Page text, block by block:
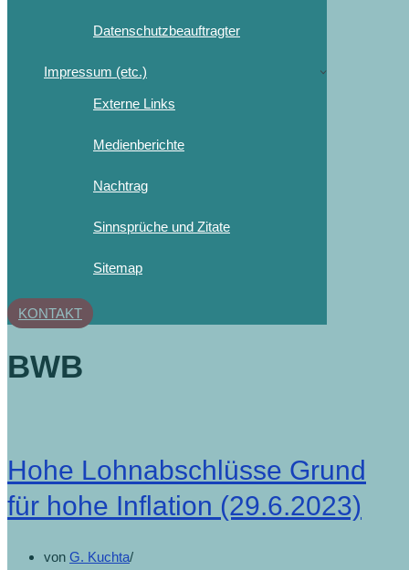
Datenschutzbeauftragter
Impressum (etc.)
Externe Links
Medienberichte
Nachtrag
Sinnsprüche und Zitate
Sitemap
KONTAKT
BWB
Hohe Lohnabschlüsse Grund
für hohe Inflation (29.6.2023)
von G. Kuchta